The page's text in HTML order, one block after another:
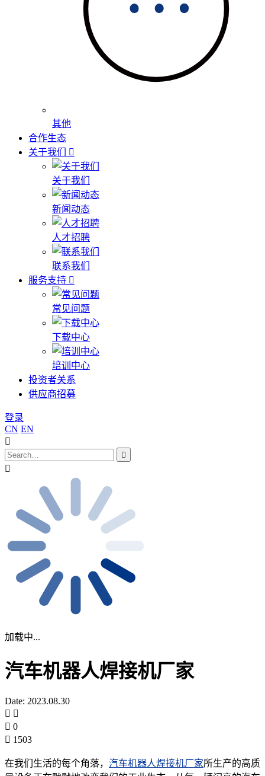
其他
合作生态
关于我们
关于我们
新闻动态
人才招聘
联系我们
服务支持
常见问题
下载中心
培训中心
投资者关系
供应商招募
登录
CN EN
加载中...
汽车机器人焊接机厂家
Date: 2023.08.30
0
1503
在我们生活的每个角落， 汽车机器人焊接机厂家所生产的高质